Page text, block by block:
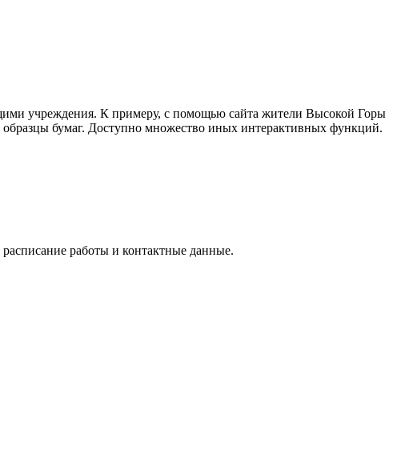
учреждения. К примеру, с помощью сайта жители Высокой Горы
образцы бумаг. Доступно множество иных интерактивных функций.
расписание работы и контактные данные.